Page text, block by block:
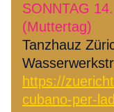
SONNTAG
(Muttertag)
Tanzhauz
https://
cubano-per-